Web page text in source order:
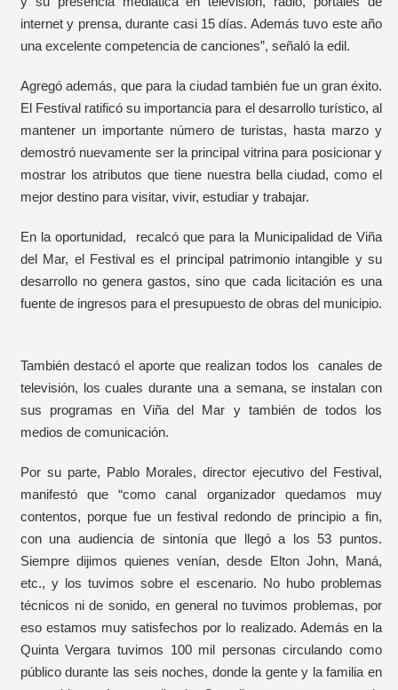
internet y prensa, durante casi 15 días. Además tuvo este año
una excelente competencia de canciones”, señaló la edil.
Agregó además, que para la ciudad también fue un gran éxito.
El Festival ratificó su importancia para el desarrollo turístico, al
mantener un importante número de turistas, hasta marzo y
demostró nuevamente ser la principal vitrina para posicionar y
mostrar los atributos que tiene nuestra bella ciudad, como el
mejor destino para visitar, vivir, estudiar y trabajar.
En la oportunidad, recalcó que para la Municipalidad de Viña
del Mar, el Festival es el principal patrimonio intangible y su
desarrollo no genera gastos, sino que cada licitación es una
fuente de ingresos para el presupuesto de obras del municipio.
También destacó el aporte que realizan todos los canales de
televisión, los cuales durante una a semana, se instalan con
sus programas en Viña del Mar y también de todos los
medios de comunicación.
Por su parte, Pablo Morales, director ejecutivo del Festival,
manifestó que “como canal organizador quedamos muy
contentos, porque fue un festival redondo de principio a fin,
con una audiencia de sintonía que llegó a los 53 puntos.
Siempre dijimos quienes venían, desde Elton John, Maná,
etc., y los tuvimos sobre el escenario. No hubo problemas
técnicos ni de sonido, en general no tuvimos problemas, por
eso estamos muy satisfechos por lo realizado. Además en la
Quinta Vergara tuvimos 100 mil personas circulando como
público durante las seis noches, donde la gente y la familia en